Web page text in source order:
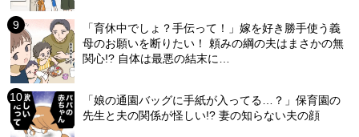
「育休中でしょ？手伝って！」嫁を好き勝手使う義
母のお願いを断りたい！ 頼みの綱の夫はまさかの無
関心!? 自体は最悪の結末に…
「娘の通園バッグに手紙が入ってる…？」保育園の
先生と夫の関係が怪しい!? 妻の知らない夫の顔